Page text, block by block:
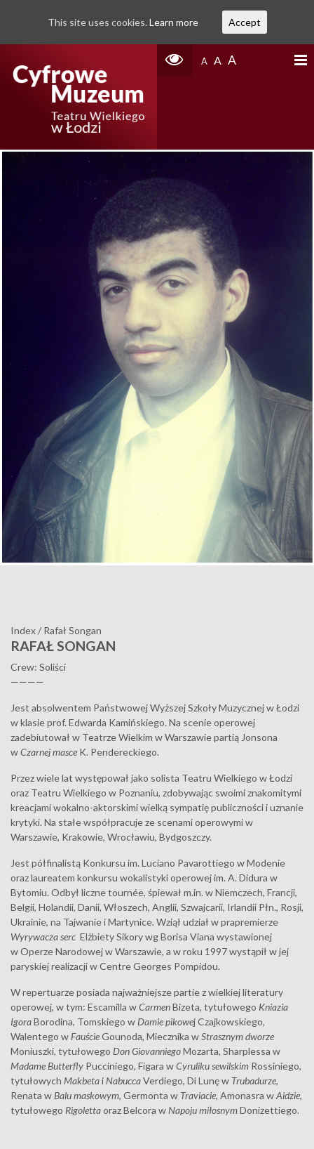
A A A
Index/ Rafał Songan
RAFAŁ SONGAN
Crew: Soliści
————
Jest absolwentem Państwowej Wyższej Szkoły Muzycznej w Łodzi
w klasie prof. Edwarda Kamińskiego. Na scenie operowej
zadebiutował w Teatrze Wielkim w Warszawie partią Jonsona
wCzarnej masce K. Pendereckiego.
Przez wiele lat występował jako solista Teatru Wielkiego w Łodzi
oraz Teatru Wielkiego w Poznaniu, zdobywając swoimi znakomitymi
kreacjami wokalno-aktorskimi wielką sympatię publiczności i uznanie
krytyki. Na stałe współpracuje ze scenami operowymi w
Warszawie, Krakowie, Wrocławiu, Bydgoszczy.
Jest półfinalistą Konkursu im. Luciano Pavarottiego w Modenie
oraz laureatem konkursu wokalistyki operowej im. A. Didura w
Bytomiu. Odbył liczne tournée, śpiewał m.in. w Niemczech, Francji,
Belgii, Holandii, Danii, Włoszech, Anglii, Szwajcarii, Irlandii Płn., Rosji,
Ukrainie, na Tajwanie i Martynice. Wziął udział w prapremierze
Wyrywacza serc Elżbiety Sikory wg Borisa Viana wystawionej
w Operze Narodowej w Warszawie, a w roku 1997 wystąpił w jej
paryskiej realizacji w Centre Georges Pompidou.
W repertuarze posiada najważniejsze partie z wielkiej literatury
operowej, w tym: Escamilla wCarmenBizeta, tytułowego Kniazia
IgoraBorodina, Tomskiego w Damie pikowej Czajkowskiego,
Walentego w FauścieGounoda, Miecznika wStrasznym dworze
Moniuszki, tytułowego Don GiovanniegoMozarta, Sharplessa w
Madame Butterfly Pucciniego, Figara wCyruliku sewilskim Rossiniego,
tytułowych Makbetai NabuccaVerdiego, Di Lunę w Trubadurze,
Renata w Balumaskowym, Germonta w Traviacie, Amonasra wAidzie,
tytułowego Rigolettaoraz Belcora w Napoju miłosnymDonizettiego.
This site uses cookies. Learn more Accept